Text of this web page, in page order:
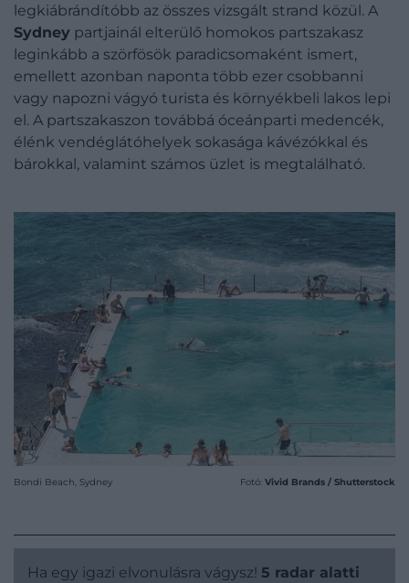
legkiábrándítóbb az összes vizsgált strand közül. A
Sydney partjainál elterülő homokos partszakasz
leginkább a szörfösök paradicsomaként ismert,
emellett azonban naponta több ezer csobbanni
vagy napozni vágyó turista és környékbeli lakos lepi
el. A partszakaszon továbbá óceánparti medencék,
élénk vendéglátóhelyek sokasága kávézókkal és
bárokkal, valamint számos üzlet is megtalálható.
Bondi Beach, Sydney Fotó: Vivid Brands / Shutterstock
Ha egy igazi elvonulásra vágysz! 5 radar alatti